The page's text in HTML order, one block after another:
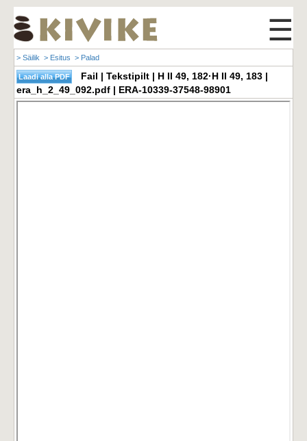
☰
> Säilik > Esitus > Palad
Fail | Tekstipilt | H II 49, 182·H II 49, 183 |
era_h_2_49_092.pdf | ERA-10339-37548-98901